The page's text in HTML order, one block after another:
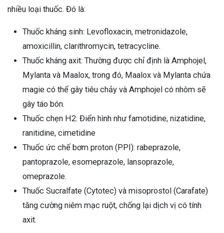
nhiều loại thuốc. Đó là:
Thuốc kháng sinh: Levofloxacin, metronidazole,
amoxicillin, clarithromycin, tetracycline.
Thuốc kháng axit: Thường được chỉ định là Amphojel,
Mylanta và Maalox, trong đó, Maalox và Mylanta chứa
magie có thể gây tiêu chảy và Amphojel có nhôm sẽ
gây táo bón.
Thuốc chẹn H2: Điển hình như famotidine, nizatidine,
ranitidine, cimetidine
Thuốc ức chế bơm proton (PPI): rabeprazole,
pantoprazole, esomeprazole, lansoprazole,
omeprazole.
Thuốc Sucralfate (Cytotec) và misoprostol (Carafate)
tăng cường niêm mạc ruột, chống lại dịch vị có tính
axit.